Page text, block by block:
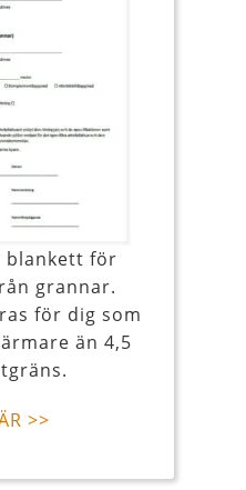
blankett för
grannar.
för dig som
än 4,5
>>